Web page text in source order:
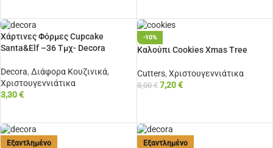
Χάρτινες Φόρμες Cupcake
Santa&Elf –36 Τμχ- Decora
Decora, Διάφορα Κουζινικά,
Χριστουγεννιάτικα
3,30€
-10%
Καλούπι Cookies Xmas Tree
Cutters, Χριστουγεννιάτικα
8,00€ 7,20€
Εξαντλημένο Εξαντλημένο